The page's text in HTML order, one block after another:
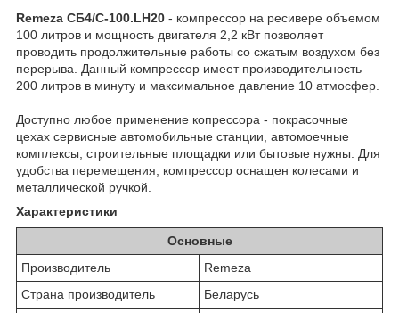
Remeza CБ4/C-100.LH20 - компрессор на ресивере объемом
100 литров и мощность двигателя 2,2 кВт позволяет
проводить продолжительные работы со сжатым воздухом без
перерыва. Данный компрессор имеет производительность
200 литров в минуту и максимальное давление 10 атмосфер.
Доступно любое применение копрессора - покрасочные
цехах сервисные автомобильные станции, автомоечные
комплексы, строительные площадки или бытовые нужны. Для
удобства перемещения, компрессор оснащен колесами и
металлической ручкой.
Характеристики
Основные
Производитель
Remeza
Страна производитель
Беларусь